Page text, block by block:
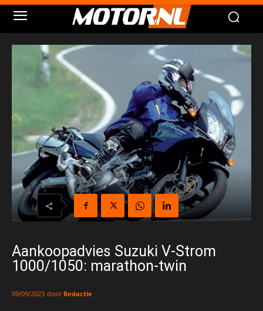
Aankoopadvies Suzuki V-Strom
1000/1050: marathon-twin
09/09/2023 door Redactie